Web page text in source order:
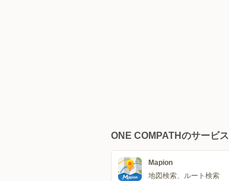
ONE COMPATHのサービス
Mapion
地図検索、ルート検索